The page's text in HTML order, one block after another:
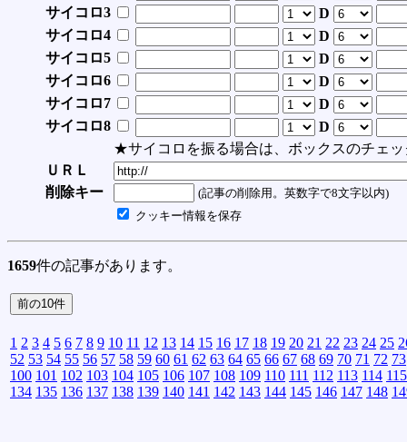
サイコロ3
D
サイコロ4
D
サイコロ5
D
サイコロ6
D
サイコロ7
D
サイコロ8
D
★サイコロを振る場合は、ボックスのチェッ
ＵＲＬ
削除キー
(記事の削除用。英数字で8文字以内)
クッキー情報を保存
1659件の記事があります。
1 2 3 4 5 6 7 8 9 10 11 12 13 14 15 16 17 18 19 20 21 22 23 24 25
52 53 54 55 56 57 58 59 60 61 62 63 64 65 66 67 68 69 70 71 72 73
100 101 102 103 104 105 106 107 108 109 110 111 112 113 114 115
134 135 136 137 138 139 140 141 142 143 144 145 146 147 148